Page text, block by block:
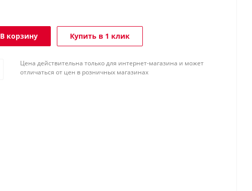
В корзину Купить в 1 клик
Цена действительна только для интернет-магазина и может
отличаться от цен в розничных магазинах